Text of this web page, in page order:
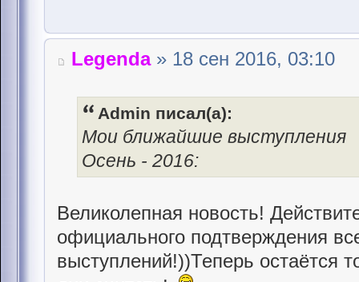
Legenda» 18 сен 2016, 03:10
Admin писал(а):
Мои ближайшие выступления
Осень - 2016:
Великолепная новость!
официального подтверждения
выступлений!))Теперь остаётся